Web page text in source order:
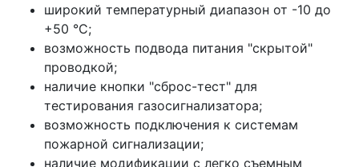
широкий температурный диапазон от -10 до
+50 °С;
возможность подвода питания "скрытой"
проводкой;
наличие кнопки "сброс-тест" для
тестирования газосигнализатора;
возможность подключения к системам
пожарной сигнализации;
наличие модификации с легко съемным